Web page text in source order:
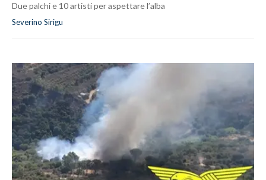
Due palchi e 10 artisti per aspettare l’alba
Severino Sirigu